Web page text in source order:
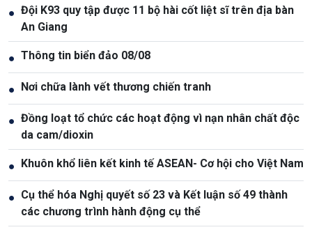
● Đội K93 quy tập được 11 bộ hài cốt liệt sĩ trên địa bàn
An Giang
● Thông tin biển đảo 08/08
● Nơi chữa lành vết thương chiến tranh
● Đồng loạt tổ chức các hoạt động vì nạn nhân chất độc
da cam/dioxin
● Khuôn khổ liên kết kinh tế ASEAN- Cơ hội cho Việt Nam
● Cụ thể hóa Nghị quyết số 23 và Kết luận số 49 thành
các chương trình hành động cụ thể